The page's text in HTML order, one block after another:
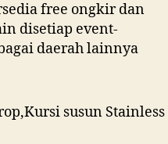
free ongkir dan
disetiap event-
daerah lainnya